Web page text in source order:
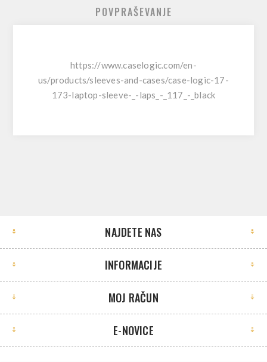
POVPRAŠEVANJE
https://www.caselogic.com/en-
us/products/sleeves-and-cases/case-logic-17-
173-laptop-sleeve-_-laps_-_117_-_black
NAJDETE NAS
INFORMACIJE
MOJ RAČUN
E-NOVICE